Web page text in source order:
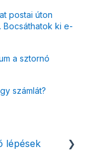
postai úton
Bocsáthatok ki e-
a sztornó
számlát?
lépések